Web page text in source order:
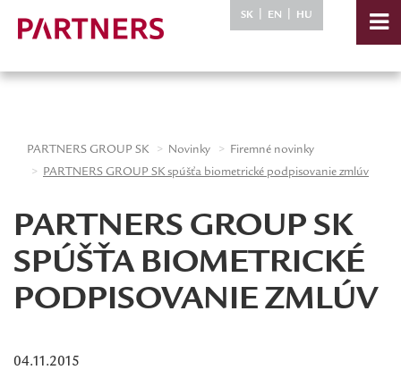
SK EN HU
PARTNERS GROUP SK Novinky
Firemné novinky
PARTNERS GROUP SK spúšťa biometrické podpisovanie zmlúv
PARTNERS GROUP SK
SPÚŠŤA BIOMETRICKÉ
PODPISOVANIE ZMLÚV
04.11.2015